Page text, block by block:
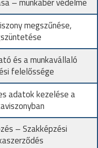
– munkabér védelme
megszűnése,
és a munkavállaló
felelőssége
adatok kezelése a
– Szakképzési